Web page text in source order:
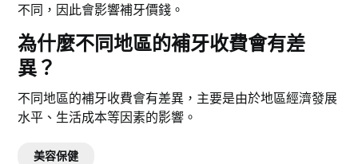
不同，因此會影響補牙價錢。
為什麼不同地區的補牙收費會有差
異？
不同地區的補牙收費會有差異，主要是由於地區經濟發展
水平、生活成本等因素的影響。
美容保健